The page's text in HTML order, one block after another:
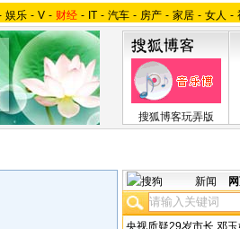
娱乐 - V - 财经 - IT - 汽车 - 房产 - 家居 - 女人 -
搜狐博客玩弄版
新闻
央视质疑29岁市长 邓